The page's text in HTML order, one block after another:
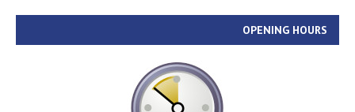
OPENING HOURS